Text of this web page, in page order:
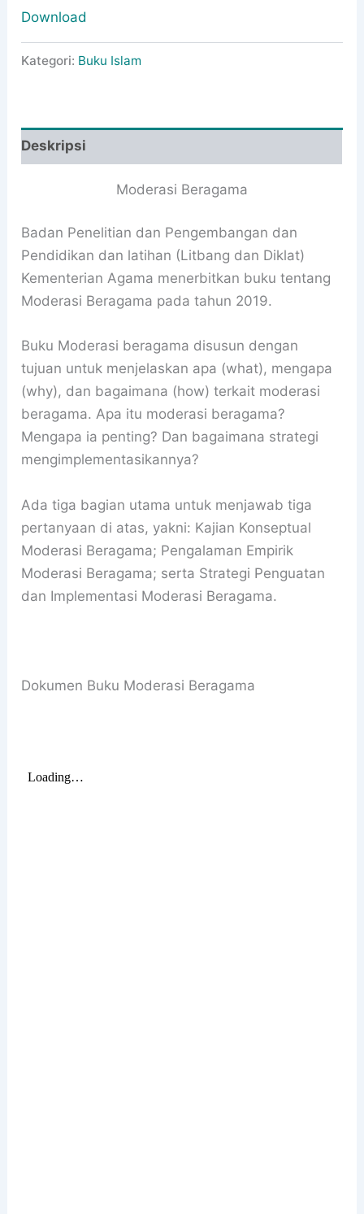
Download
Kategori: Buku Islam
Deskripsi
Moderasi Beragama
Badan Penelitian dan Pengembangan dan
Pendidikan dan latihan (Litbang dan Diklat)
Kementerian Agama menerbitkan buku tentang
Moderasi Beragama pada tahun 2019.
Buku Moderasi beragama disusun dengan
tujuan untuk menjelaskan apa (what), mengapa
(why), dan bagaimana (how) terkait moderasi
beragama. Apa itu moderasi beragama?
Mengapa ia penting? Dan bagaimana strategi
mengimplementasikannya?
Ada tiga bagian utama untuk menjawab tiga
pertanyaan di atas, yakni: Kajian Konseptual
Moderasi Beragama; Pengalaman Empirik
Moderasi Beragama; serta Strategi Penguatan
dan Implementasi Moderasi Beragama.
Dokumen Buku Moderasi Beragama